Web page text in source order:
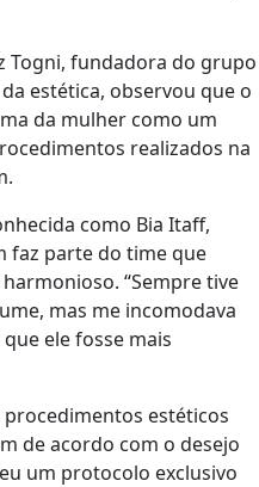
Togni, fundadora do grupo
estética, observou que o
da mulher como um
realizados na
como Bia Itaff,
faz parte do time que
“Sempre tive
mas me incomodava
ele fosse mais
estéticos
de acordo com o desejo
um protocolo exclusivo